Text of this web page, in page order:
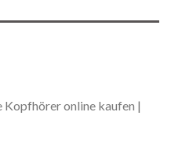
online kaufen |